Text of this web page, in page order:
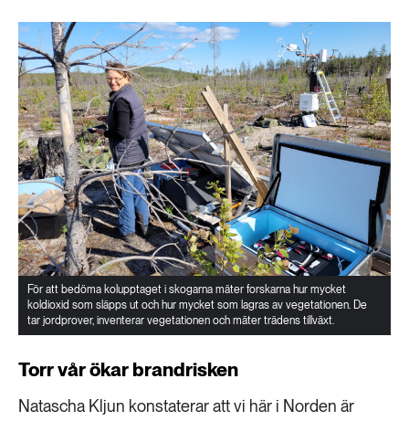
För att bedöma kolupptaget i skogarna mäter forskarna hur mycket
koldioxid som släpps ut och hur mycket som lagras av vegetationen. De
tar jordprover, inventerar vegetationen och mäter trädens tillväxt.
Torr vår ökar brandrisken
Natascha Kljun konstaterar att vi här i Norden är